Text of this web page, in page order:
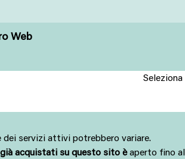
Web
dei servizi attivi potrebbero variare.
acquistati su questo sito èaperto fino